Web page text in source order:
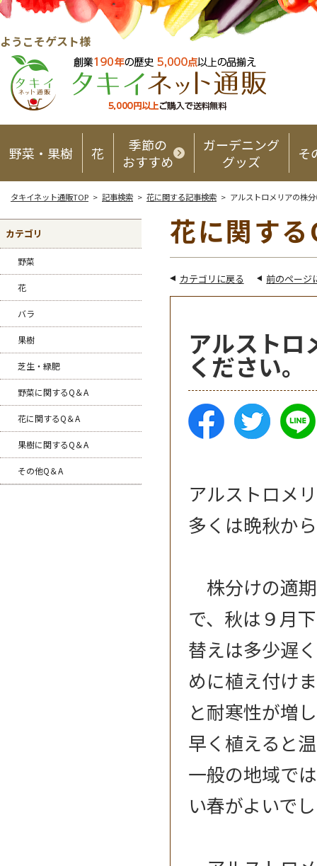
ようこそゲスト様
野菜・果樹 花
季節の
おすすめ
ガーデニング
グッズ
そ
タキイネット通販TOP > 記事検索 > 花に関する記事検索 > アルストロメリアの株
カテゴリ
野菜
花
バラ
果樹
芝生・緑肥
野菜に関するQ＆A
花に関するQ＆A
果樹に関するQ＆A
その他Q＆A
花に関す
カテゴリに戻る 前のページ
アルストロ
ください。
アルストロメ
多くは晩秋か
株分けの適
で、秋は９月
替えは多少遅
めに植え付け
と耐寒性が増
早く植えると
一般の地域で
い春がよいで